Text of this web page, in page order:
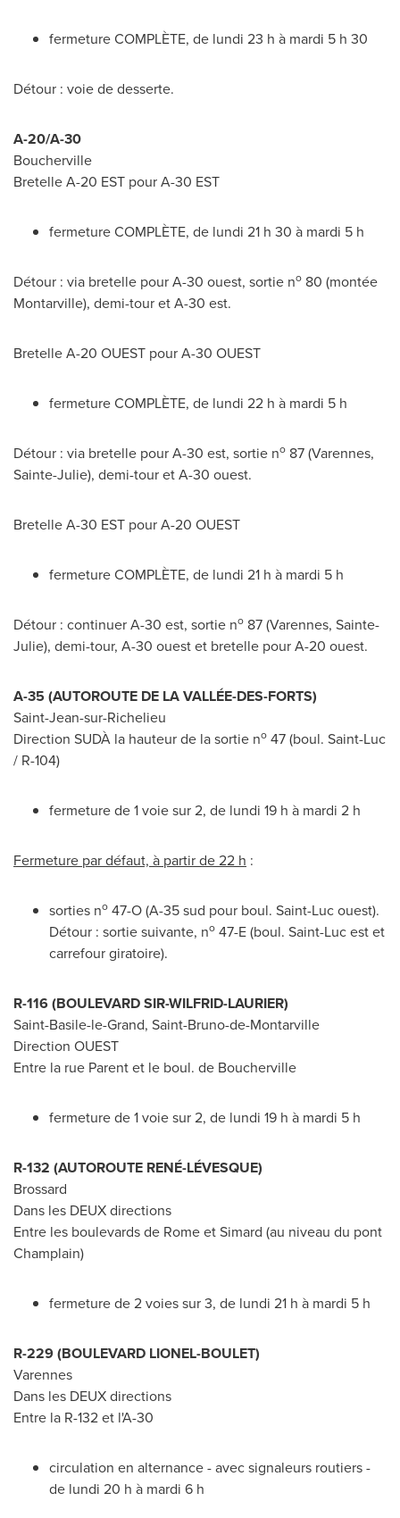
fermeture COMPLÈTE, de lundi 23 h à mardi 5 h 30
Détour : voie de desserte.
A-20/A-30
Boucherville
Bretelle A-20 EST pour A-30 EST
fermeture COMPLÈTE, de lundi 21 h 30 à mardi 5 h
Détour : via bretelle pour A-30 ouest, sortie no 80 (montée
Montarville), demi-tour et A-30 est.
Bretelle A-20 OUEST pour A-30 OUEST
fermeture COMPLÈTE, de lundi 22 h à mardi 5 h
Détour : via bretelle pour A-30 est, sortie no 87 (Varennes,
Sainte-Julie), demi-tour et A-30 ouest.
Bretelle A-30 EST pour A-20 OUEST
fermeture COMPLÈTE, de lundi 21 h à mardi 5 h
Détour : continuer A-30 est, sortie no 87 (Varennes, Sainte-
Julie), demi-tour, A-30 ouest et bretelle pour A-20 ouest.
A-35 (AUTOROUTE DE LA VALLÉE-DES-FORTS)
Saint-Jean-sur-Richelieu
Direction SUDÀ la hauteur de la sortie no 47 (boul. Saint-Luc
/ R-104)
fermeture de 1 voie sur 2, de lundi 19 h à mardi 2 h
Fermeture par défaut, à partir de 22 h :
sorties no 47-O (A-35 sud pour boul. Saint-Lucouest).
Détour : sortie suivante, no 47-E (boul. Saint-Lucest et
carrefour giratoire).
R-116 (BOULEVARD SIR-WILFRID-LAURIER)
Saint-Basile-le-Grand, Saint-Bruno-de-Montarville
Direction OUEST
Entre la rue Parentet le boul. de Boucherville
fermeture de 1 voie sur 2, de lundi 19 h à mardi 5 h
R-132 (AUTOROUTE RENÉ-LÉVESQUE)
Brossard
Dans les DEUX directions
Entre les boulevards de Romeet Simard (au niveau du pont
Champlain)
fermeture de 2 voies sur 3, de lundi 21 h à mardi 5 h
R-229 (BOULEVARD LIONEL-BOULET)
Varennes
Dans les DEUX directions
Entre la R-132 et l'A-30
circulation en alternance - avec signaleurs routiers -
de lundi 20 h à mardi 6 h